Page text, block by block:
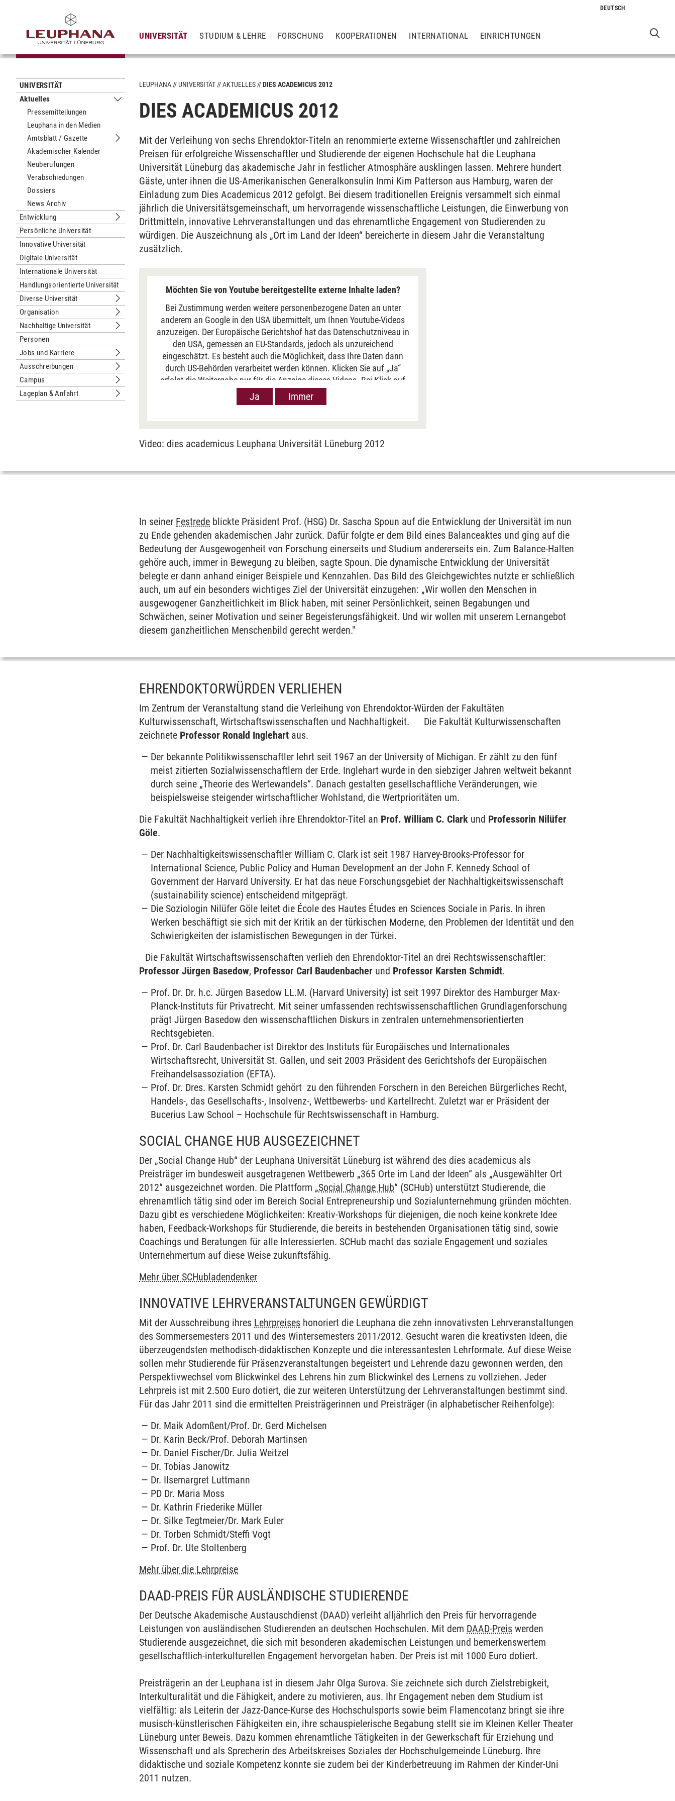
UNIVERSITÄT STUDIUM & LEHRE FORSCHUNG KOOPERATIONEN INTERNATIONAL EINRICHTUNGEN
UNIVERSITÄT
Aktuelles
Untermenu Aktuelles
Pressemitteilungen
Leuphana in den Medien
Amtsblatt / Gazette
Untermenu Amtsblatt / Gazette
Akademischer Kalender
Neuberufungen
Verabschiedungen
Dossiers
News Archiv
Entwicklung
Untermenu Entwicklung
Persönliche Universität
Innovative Universität
Digitale Universität
Internationale Universität
Handlungsorientierte Universität
Diverse Universität
Untermenu Diverse Universität
Organisation
Untermenu Organisation
Nachhaltige Universität
Untermenu Nachhaltige Universität
Personen
Jobs und Karriere
Untermenu Jobs und Karriere
Ausschreibungen
Untermenu Ausschreibungen
Campus
Untermenu Campus
Lageplan & Anfahrt
Untermenu Lageplan & Anfahrt
LEUPHANA UNIVERSITÄT AKTUELLES DIES ACADEMICUS 2012
DIES ACADEMICUS 2012
Mit der Verleihung von sechs Ehrendoktor-Titeln an renommierte externe Wissenschaftler und zahlreichen
Preisen für erfolgreiche Wissenschaftler und Studierende der eigenen Hochschule hat die Leuphana
Universität Lüneburg das akademische Jahr in festlicher Atmosphäre ausklingen lassen. Mehrere hundert
Gäste, unter ihnen die US-Amerikanischen Generalkonsulin Inmi Kim Patterson aus Hamburg, waren der
Einladung zum Dies Academicus 2012 gefolgt. Bei diesem traditionellen Ereignis versammelt sich einmal
jährlich die Universitätsgemeinschaft, um hervorragende wissenschaftliche Leistungen, die Einwerbung von
Drittmitteln, innovative Lehrveranstaltungen und das ehrenamtliche Engagement von Studierenden zu
würdigen. Die Auszeichnung als „Ort im Land der Ideen“ bereicherte in diesem Jahr die Veranstaltung
zusätzlich.
Möchten Sie von Youtube bereitgestellte externe Inhalte laden?
Bei Zustimmung werden weitere personenbezogene Daten an unter
anderem an Google in den USA übermittelt, um Ihnen Youtube-Videos
anzuzeigen. Der Europäische Gerichtshof hat das Datenschutzniveau in
den USA, gemessen an EU-Standards, jedoch als unzureichend
eingeschätzt. Es besteht auch die Möglichkeit, dass Ihre Daten dann
durch US-Behörden verarbeitet werden können. Klicken Sie auf „Ja“
erfolgt die Weitergabe nur für die Anzeige dieses Videos. Bei Klick auf
„Immer“ erfolgt die Weitergabe generell bei Anzeige von Youtube-Videos
auf unserer Seite. Nähere Informationen hierzu entnehmen Sie bitte
Ja Immer
Video: dies academicus Leuphana Universität Lüneburg 2012
In seiner Festrede blickte Präsident Prof. (HSG) Dr. Sascha Spoun auf die Entwicklung der Universität im nun
zu Ende gehenden akademischen Jahr zurück. Dafür folgte er dem Bild eines Balanceaktes und ging auf die
Bedeutung der Ausgewogenheit von Forschung einerseits und Studium andererseits ein. Zum Balance-Halten
gehöre auch, immer in Bewegung zu bleiben, sagte Spoun. Die dynamische Entwicklung der Universität
belegte er dann anhand einiger Beispiele und Kennzahlen. Das Bild des Gleichgewichtes nutzte er schließlich
auch, um auf ein besonders wichtiges Ziel der Universität einzugehen: „Wir wollen den Menschen in
ausgewogener Ganzheitlichkeit im Blick haben, mit seiner Persönlichkeit, seinen Begabungen und
Schwächen, seiner Motivation und seiner Begeisterungsfähigkeit. Und wir wollen mit unserem Lernangebot
diesem ganzheitlichen Menschenbild gerecht werden."
EHRENDOKTORWÜRDEN VERLIEHEN
Im Zentrum der Veranstaltung stand die Verleihung von Ehrendoktor-Würden der Fakultäten
Kulturwissenschaft, Wirtschaftswissenschaften und Nachhaltigkeit. Die Fakultät Kulturwissenschaften
zeichnete Professor Ronald Inglehart aus.
Der bekannte Politikwissenschaftler lehrt seit 1967 an der University of Michigan. Er zählt zu den fünf
meist zitierten Sozialwissenschaftlern der Erde. Inglehart wurde in den siebziger Jahren weltweit bekannt
durch seine „Theorie des Wertewandels“. Danach gestalten gesellschaftliche Veränderungen, wie
beispielsweise steigender wirtschaftlicher Wohlstand, die Wertprioritäten um.
Die Fakultät Nachhaltigkeit verlieh ihre Ehrendoktor-Titel an Prof. William C. Clark und Professorin Nilüfer
Göle.
Der Nachhaltigkeitswissenschaftler William C. Clark ist seit 1987 Harvey-Brooks-Professor for
International Science, Public Policy and Human Development an der John F. Kennedy School of
Government der Harvard University. Er hat das neue Forschungsgebiet der Nachhaltigkeitswissenschaft
(sustainability science) entscheidend mitgeprägt.
Die Soziologin Nilüfer Göle leitet die École des Hautes Études en Sciences Sociale in Paris. In ihren
Werken beschäftigt sie sich mit der Kritik an der türkischen Moderne, den Problemen der Identität und den
Schwierigkeiten der islamistischen Bewegungen in der Türkei.
Die Fakultät Wirtschaftswissenschaften verlieh den Ehrendoktor-Titel an drei Rechtswissenschaftler:
Professor Jürgen Basedow, Professor Carl Baudenbacher und Professor Karsten Schmidt.
Prof. Dr. Dr. h.c. Jürgen Basedow LL.M. (Harvard University) ist seit 1997 Direktor des Hamburger Max-
Planck-Instituts für Privatrecht. Mit seiner umfassenden rechtswissenschaftlichen Grundlagenforschung
prägt Jürgen Basedow den wissenschaftlichen Diskurs in zentralen unternehmensorientierten
Rechtsgebieten.
Prof. Dr. Carl Baudenbacher ist Direktor des Instituts für Europäisches und Internationales
Wirtschaftsrecht, Universität St. Gallen, und seit 2003 Präsident des Gerichtshofs der Europäischen
Freihandelsassoziation (EFTA).
Prof. Dr. Dres. Karsten Schmidt gehört zu den führenden Forschern in den Bereichen Bürgerliches Recht,
Handels-, das Gesellschafts-, Insolvenz-, Wettbewerbs- und Kartellrecht. Zuletzt war er Präsident der
Bucerius Law School – Hochschule für Rechtswissenschaft in Hamburg.
SOCIAL CHANGE HUB AUSGEZEICHNET
Der „Social Change Hub“ der Leuphana Universität Lüneburg ist während des dies academicus als
Preisträger im bundesweit ausgetragenen Wettbewerb „365 Orte im Land der Ideen“ als „Ausgewählter Ort
2012“ ausgezeichnet worden. Die Plattform „Social Change Hub“ (SCHub) unterstützt Studierende, die
ehrenamtlich tätig sind oder im Bereich Social Entrepreneurship und Sozialunternehmung gründen möchten.
Dazu gibt es verschiedene Möglichkeiten: Kreativ-Workshops für diejenigen, die noch keine konkrete Idee
haben, Feedback-Workshops für Studierende, die bereits in bestehenden Organisationen tätig sind, sowie
Coachings und Beratungen für alle Interessierten. SCHub macht das soziale Engagement und soziales
Unternehmertum auf diese Weise zukunftsfähig.
Mehr über SCHubladendenker
INNOVATIVE LEHRVERANSTALTUNGEN GEWÜRDIGT
Mit der Ausschreibung ihres Lehrpreises honoriert die Leuphana die zehn innovativsten Lehrveranstaltungen
des Sommersemesters 2011 und des Wintersemesters 2011/2012. Gesucht waren die kreativsten Ideen, die
überzeugendsten methodisch-didaktischen Konzepte und die interessantesten Lehrformate. Auf diese Weise
sollen mehr Studierende für Präsenzveranstaltungen begeistert und Lehrende dazu gewonnen werden, den
Perspektivwechsel vom Blickwinkel des Lehrens hin zum Blickwinkel des Lernens zu vollziehen. Jeder
Lehrpreis ist mit 2.500 Euro dotiert, die zur weiteren Unterstützung der Lehrveranstaltungen bestimmt sind.
Für das Jahr 2011 sind die ermittelten Preisträgerinnen und Preisträger (in alphabetischer Reihenfolge):
Dr. Maik Adomßent/Prof. Dr. Gerd Michelsen
Dr. Karin Beck/Prof. Deborah Martinsen
Dr. Daniel Fischer/Dr. Julia Weitzel
Dr. Tobias Janowitz
Dr. Ilsemargret Luttmann
PD Dr. Maria Moss
Dr. Kathrin Friederike Müller
Dr. Silke Tegtmeier/Dr. Mark Euler
Dr. Torben Schmidt/Steffi Vogt
Prof. Dr. Ute Stoltenberg
Mehr über die Lehrpreise
DAAD-PREIS FÜR AUSLÄNDISCHE STUDIERENDE
Der Deutsche Akademische Austauschdienst (DAAD) verleiht alljährlich den Preis für hervorragende
Leistungen von ausländischen Studierenden an deutschen Hochschulen. Mit dem DAAD-Preis werden
Studierende ausgezeichnet, die sich mit besonderen akademischen Leistungen und bemerkenswertem
gesellschaftlich-interkulturellen Engagement hervorgetan haben. Der Preis ist mit 1000 Euro dotiert.
Preisträgerin an der Leuphana ist in diesem Jahr Olga Surova. Sie zeichnete sich durch Zielstrebigkeit,
Interkulturalität und die Fähigkeit, andere zu motivieren, aus. Ihr Engagement neben dem Studium ist
vielfältig: als Leiterin der Jazz-Dance-Kurse des Hochschulsports sowie beim Flamencotanz bringt sie ihre
musisch-künstlerischen Fähigkeiten ein, ihre schauspielerische Begabung stellt sie im Kleinen Keller Theater
Lüneburg unter Beweis. Dazu kommen ehrenamtliche Tätigkeiten in der Gewerkschaft für Erziehung und
Wissenschaft und als Sprecherin des Arbeitskreises Soziales der Hochschulgemeinde Lüneburg. Ihre
didaktische und soziale Kompetenz konnte sie zudem bei der Kinderbetreuung im Rahmen der Kinder-Uni
2011 nutzen.